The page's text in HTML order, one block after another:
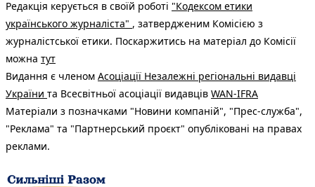
Редакція керується в своїй роботі "Кодексом етики
українського журналіста" , затвердженим Комісією з
журналістської етики. Поскаржитись на матеріал до Комісії
можна тут
Видання є членом Асоціації Незалежні регіональні видавці
України та Всесвітньої асоціації видавців WAN-IFRA
Матеріали з позначками "Новини компаній", "Прес-служба",
"Реклама" та "Партнерський проєкт" опубліковані на правах
реклами.